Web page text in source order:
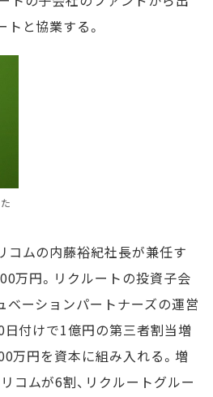
トと協業する。
コムの内藤裕紀社長が兼任す
万円。リクルートの投資子会
ベーションパートナーズの運営
日付けで1億円の第三者割当増
万円を資本に組み入れる。増
コムが6割、リクルートグルー